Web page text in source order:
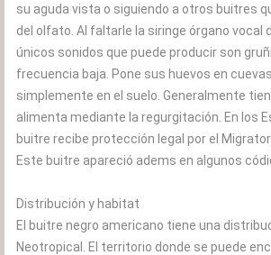
su aguda vista o siguiendo a otros buitres
del olfato. Al faltarle la siringe órgano vocal
únicos sonidos que puede producir son
frecuencia baja. Pone sus huevos en
simplemente en el suelo. Generalmente
alimenta mediante la regurgitación. En los
buitre recibe protección legal por el
Este buitre apareció adems en algunos
Distribución y habitat
El buitre negro americano tiene una
Neotropical. El territorio donde se puede